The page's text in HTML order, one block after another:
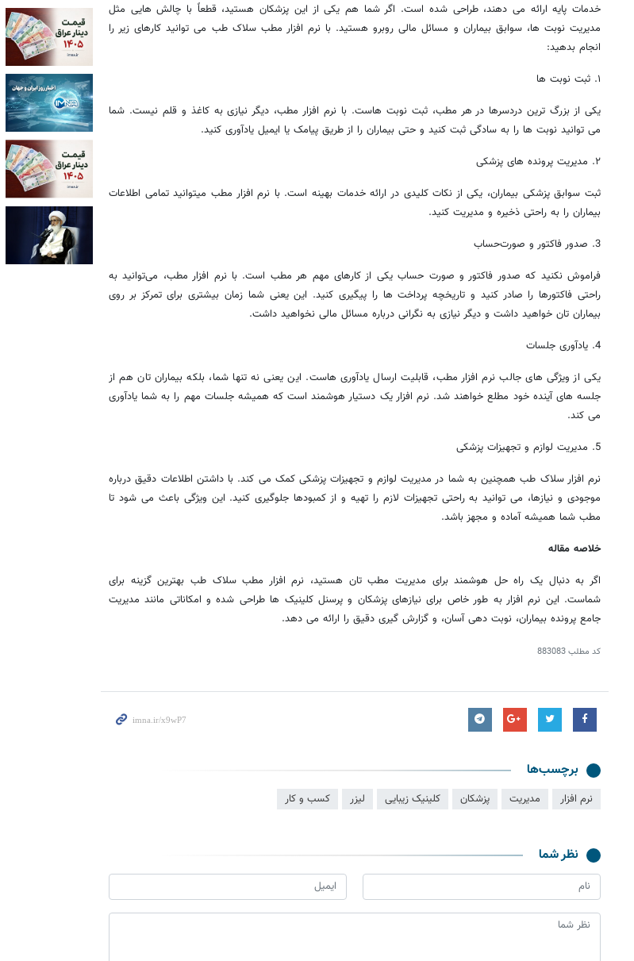
خدمات پایه ارائه می‌ دهند، طراحی شده است. اگر شما هم یکی از این پزشکان هستید، قطعاً با چالش‌ هایی مثل
مدیریت نوبت ‌ها، سوابق بیماران و مسائل مالی روبرو هستید. با نرم ‌افزار مطب سلاک طب می توانید کارهای زیر را
انجام بدهید:
۱. ثبت نوبت ‌ها
یکی از بزرگ ‌ترین دردسرها در هر مطب، ثبت نوبت ‌هاست. با نرم ‌افزار مطب، دیگر نیازی به کاغذ و قلم نیست. شما
می ‌توانید نوبت ‌ها را به سادگی ثبت کنید و حتی بیماران را از طریق پیامک یا ایمیل یادآوری کنید.
۲. مدیریت پرونده‌ های پزشکی
ثبت سوابق پزشکی بیماران، یکی از نکات کلیدی در ارائه خدمات بهینه است. با نرم ‌افزار مطب میتوانید تمامی اطلاعات
بیماران را به ‌راحتی ذخیره و مدیریت کنید.
3. صدور فاکتور و صورت‌حساب
فراموش نکنید که صدور فاکتور و صورت ‌حساب یکی از کارهای مهم هر مطب است. با نرم‌ افزار مطب، می‌توانید به
راحتی فاکتورها را صادر کنید و تاریخچه پرداخت ‌ها را پیگیری کنید. این یعنی شما زمان بیشتری برای تمرکز بر روی
بیماران ‌تان خواهید داشت و دیگر نیازی به نگرانی درباره مسائل مالی نخواهید داشت.
4. یادآوری جلسات
یکی از ویژگی ‌های جالب نرم ‌افزار مطب، قابلیت ارسال یادآوری ‌هاست. این یعنی نه ‌تنها شما، بلکه بیماران ‌تان هم از
جلسه ‌های آینده خود مطلع خواهند شد. نرم افزار یک دستیار هوشمند است که همیشه جلسات مهم را به شما یادآوری
می ‌کند.
5. مدیریت لوازم و تجهیزات پزشکی
نرم‌ افزار سلاک طب همچنین به شما در مدیریت لوازم و تجهیزات پزشکی کمک می‌ کند. با داشتن اطلاعات دقیق درباره
موجودی و نیازها، می‌ توانید به راحتی تجهیزات لازم را تهیه و از کمبودها جلوگیری کنید. این ویژگی باعث می ‌شود تا
مطب شما همیشه آماده و مجهز باشد.
خلاصه مقاله
اگر به دنبال یک راه‌ حل هوشمند برای مدیریت مطب ‌تان هستید، نرم ‌افزار مطب سلاک طب بهترین گزینه برای
شماست. این نرم‌ افزار به‌ طور خاص برای نیازهای پزشکان و پرسنل کلینیک ‌ها طراحی شده و امکاناتی مانند مدیریت
جامع پرونده بیماران، نوبت ‌دهی آسان، و گزارش‌ گیری دقیق را ارائه می‌ دهد.
کد مطلب883083
برچسب‌ها
نرم افزار مدیریت پزشکان کلینیک زیبایی لیزر کسب و کار
نظر شما